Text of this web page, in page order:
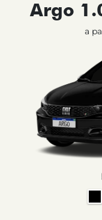
Argo
a